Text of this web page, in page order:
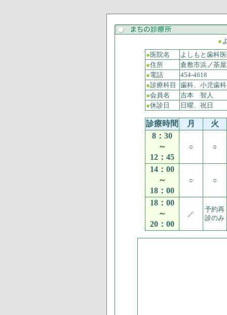
●
●医院名
よしもと歯科
●住所
倉敷市浜ノ茶
●電話
454-4618
●診療科目
歯科、小児歯
●会員名
吉本 智人
●休診日 日曜、祝日
診療時間 月
火
8：30
～
12：45
○ ○
14：00
～
18：00
○ ○
18：00
～
20：00
／
予約再
診のみ